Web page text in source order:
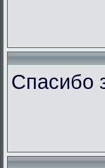
Спасибо